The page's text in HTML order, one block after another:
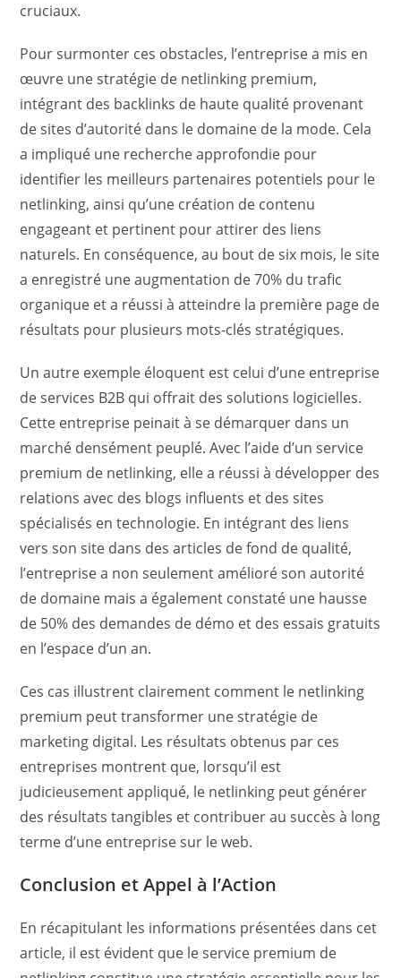
cruciaux.
Pour surmonter ces obstacles, l’entreprise a mis en
œuvre une stratégie de netlinking premium,
intégrant des backlinks de haute qualité provenant
de sites d’autorité dans le domaine de la mode. Cela
a impliqué une recherche approfondie pour
identifier les meilleurs partenaires potentiels pour le
netlinking, ainsi qu’une création de contenu
engageant et pertinent pour attirer des liens
naturels. En conséquence, au bout de six mois, le site
a enregistré une augmentation de 70% du trafic
organique et a réussi à atteindre la première page de
résultats pour plusieurs mots-clés stratégiques.
Un autre exemple éloquent est celui d’une entreprise
de services B2B qui offrait des solutions logicielles.
Cette entreprise peinait à se démarquer dans un
marché densément peuplé. Avec l’aide d’un service
premium de netlinking, elle a réussi à développer des
relations avec des blogs influents et des sites
spécialisés en technologie. En intégrant des liens
vers son site dans des articles de fond de qualité,
l’entreprise a non seulement amélioré son autorité
de domaine mais a également constaté une hausse
de 50% des demandes de démo et des essais gratuits
en l’espace d’un an.
Ces cas illustrent clairement comment le netlinking
premium peut transformer une stratégie de
marketing digital. Les résultats obtenus par ces
entreprises montrent que, lorsqu’il est
judicieusement appliqué, le netlinking peut générer
des résultats tangibles et contribuer au succès à long
terme d’une entreprise sur le web.
Conclusion et Appel à l’Action
En récapitulant les informations présentées dans cet
article, il est évident que le service premium de